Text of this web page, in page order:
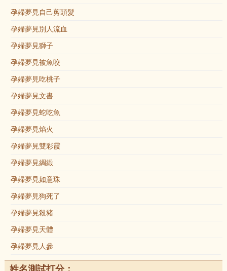
孕婦夢見自己剪頭髮
孕婦夢見別人流血
孕婦夢見獅子
孕婦夢見被魚咬
孕婦夢見吃桃子
孕婦夢見文書
孕婦夢見蛇吃魚
孕婦夢見焰火
孕婦夢見雙彩霞
孕婦夢見綢緞
孕婦夢見如意珠
孕婦夢見狗死了
孕婦夢見殺豬
孕婦夢見天體
孕婦夢見人參
姓名測試打分：